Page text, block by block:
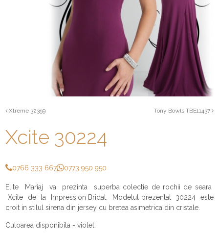
Xtreme 32359 Tony Bowls TBE11437
Xcite 30224
0766 333 667 0773 950 950
Elite Mariaj va prezinta superba colectie de rochii de seara
Xcite de la Impression Bridal. Modelul prezentat 30224 este
croit in stilul sirena din jersey cu bretea asimetrica din cristale.
Culoarea disponibila - violet.